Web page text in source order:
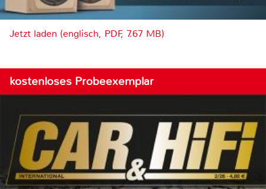
Jetzt laden (englisch, PDF, 7.67 MB)
kostenloses Probeexemplar